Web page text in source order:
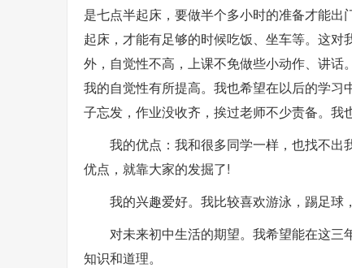
是七点半起床，要做半个多小时的准备才能出
起床，才能有足够的时候吃饭、坐车等。这
外，自觉性不高，上课不免做些小动作、讲话
我的自觉性有所提高。我也希望在以后的学
子忘发，作业没收齐，挨过老师不少责备。我
我的优点：我和很多同学一样，也找不
优点，就靠大家的发掘了!
我的兴趣爱好。我比较喜欢游泳，踢足球
对未来初中生活的期望。我希望能在这
知识和道理。